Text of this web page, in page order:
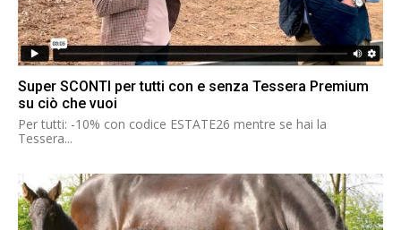
Super SCONTI per tutti con e senza Tessera Premium
su ciò che vuoi
Per tutti: -10% con codice ESTATE26 mentre se hai la
Tessera...